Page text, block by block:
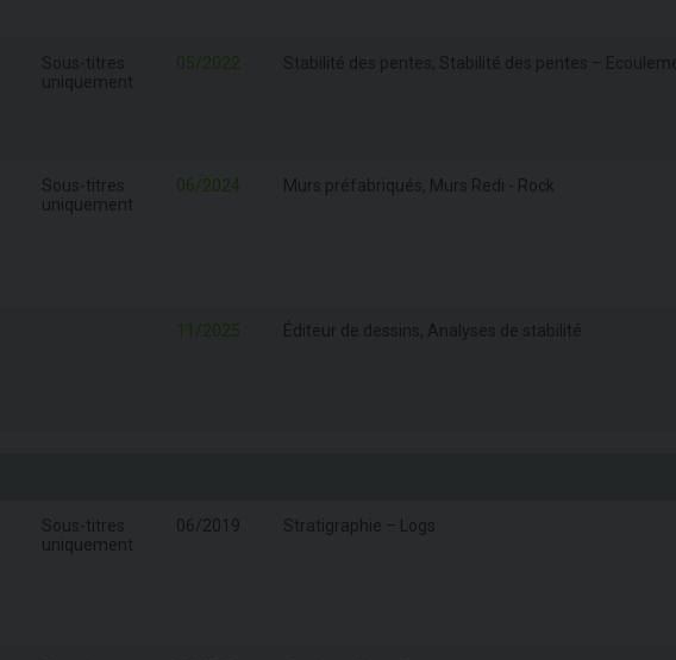
05/2022
Sous-titres
uniquement
06/2024 Murs préfabriqués, Murs Redi - Rock
11/2025
Sous-titres
uniquement
06/2019 Stratigraphie – Logs